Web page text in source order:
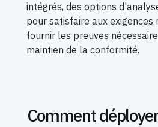
intégrés, des options
pour satisfaire aux
fournir les preuves
maintien de la conformité.
Comment